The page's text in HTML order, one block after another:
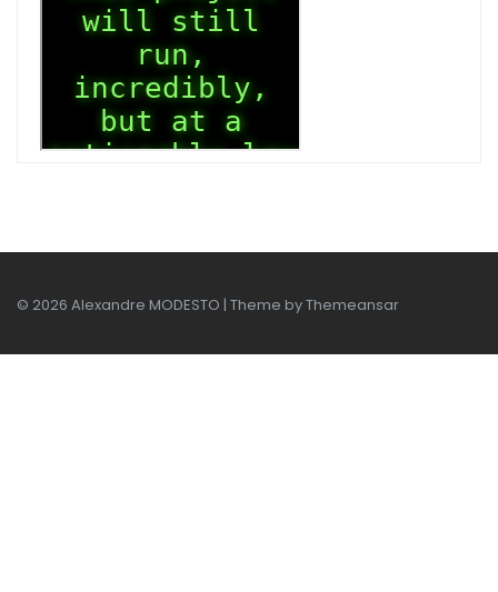
© 2026 Alexandre MODESTO | Theme byThemeansar